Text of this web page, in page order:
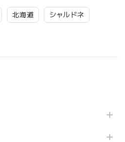
北海道 シャルドネ